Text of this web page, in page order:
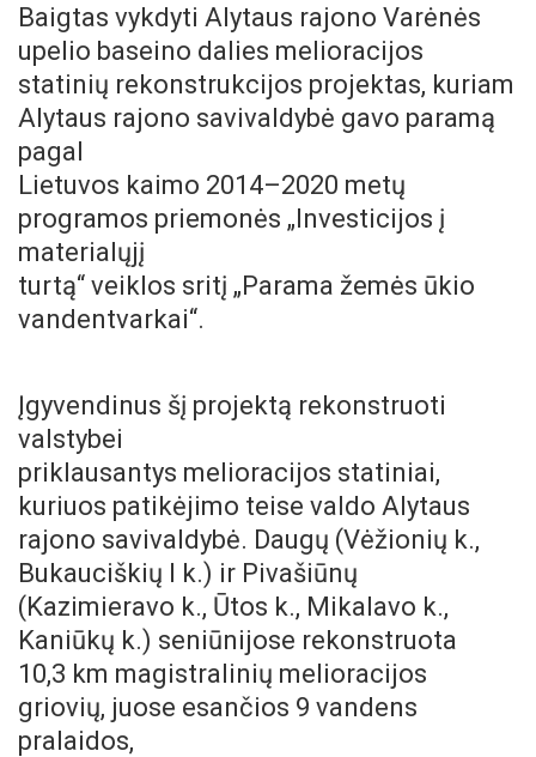
Baigtas vykdyti Alytaus rajono Varėnės
upelio baseino dalies melioracijos
statinių rekonstrukcijos projektas, kuriam
Alytaus rajono savivaldybė gavo paramą
pagal
Lietuvos kaimo 2014–2020 metų
programos priemonės „Investicijos į
materialųjį
turtą“ veiklos sritį „Parama žemės ūkio
vandentvarkai“.
Įgyvendinus šį projektą rekonstruoti
valstybei
priklausantys melioracijos statiniai,
kuriuos patikėjimo teise valdo Alytaus
rajono savivaldybė. Daugų (Vėžionių k.,
Bukauciškių I k.) ir Pivašiūnų
(Kazimieravo k., Ūtos k., Mikalavo k.,
Kaniūkų k.) seniūnijose rekonstruota
10,3 km magistralinių melioracijos
griovių, juose esančios 9 vandens
pralaidos,